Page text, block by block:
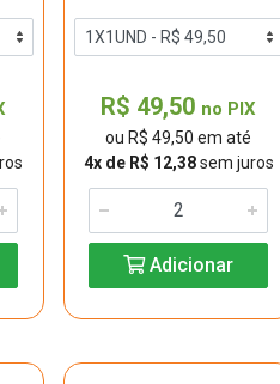
R$ 49,50 no PIX
ou R$ 49,50 em até
4x de R$ 12,38sem juros
Adicionar